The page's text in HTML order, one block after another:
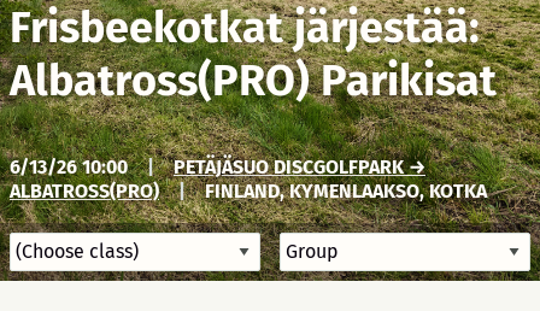
Frisbeekotkat järjestää:
Albatross(PRO) Parikisat
6/13/26 10:00 |
PETÄJÄSUO DISCGOLFPARK →
ALBATROSS(PRO)
| FINLAND, KYMENLAAKSO, KOTKA